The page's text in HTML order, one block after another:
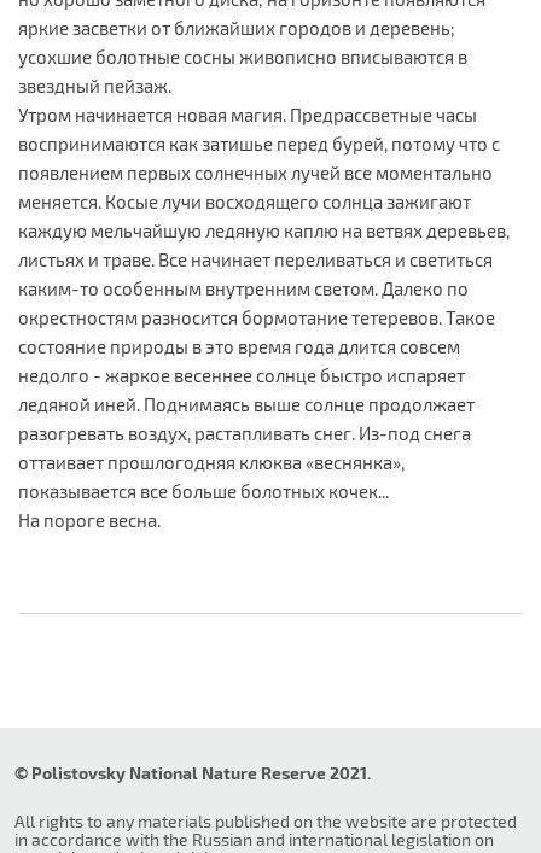
яркие засветки от ближайших городов и деревень;
усохшие болотные сосны живописно вписываются в
звездный пейзаж.
Утром начинается новая магия. Предрассветные часы
воспринимаются как затишье перед бурей, потому что с
появлением первых солнечных лучей все моментально
меняется. Косые лучи восходящего солнца зажигают
каждую мельчайшую ледяную каплю на ветвях деревьев,
листьях и траве. Все начинает переливаться и светиться
каким-то особенным внутренним светом. Далеко по
окрестностям разносится бормотание тетеревов. Такое
состояние природы в это время года длится совсем
недолго - жаркое весеннее солнце быстро испаряет
ледяной иней. Поднимаясь выше солнце продолжает
разогревать воздух, растапливать снег. Из-под снега
оттаивает прошлогодняя клюква «веснянка»,
показывается все больше болотных кочек...
На пороге весна.
© Polistovsky National Nature Reserve 2021.
All rights to any materials published on the website are protected
in accordance with the Russian and international legislation on